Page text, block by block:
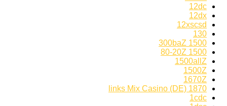
12dc
12dx
12xscsd
130
1500 300baZ
1500 80-20Z
1500allZ
1500Z
1670Z
1870 links Mix Casino (DE)
1cdc